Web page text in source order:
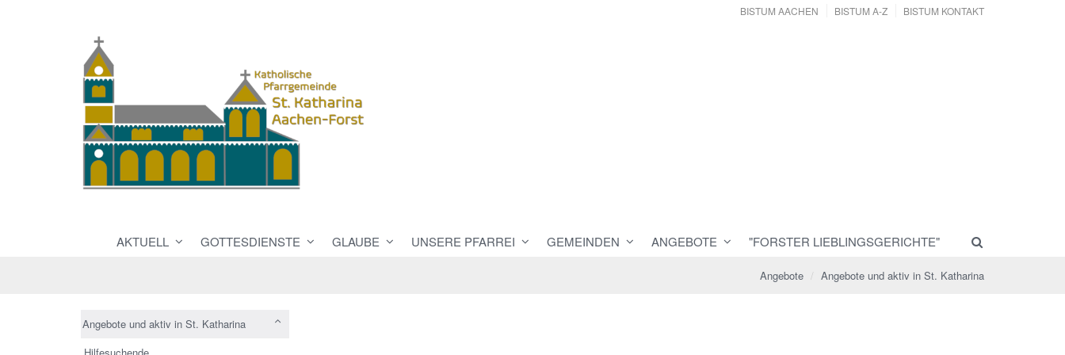
BISTUM AACHEN BISTUM A-Z BISTUM KONTAKT
AKTUELL GOTTESDIENSTE GLAUBE UNSERE PFARREI GEMEINDEN ANGEBOTE "FORSTER LIEBLINGSGERICHTE"
Angebote Angebote und aktiv in St. Katharina
Angebote und aktiv in St. Katharina